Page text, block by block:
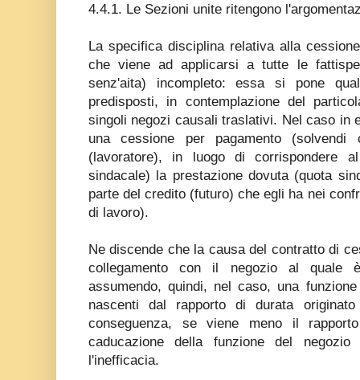
4.4.1. Le Sezioni unite ritengono
La specifica disciplina relativa alla
che viene ad applicarsi a tutte le
senz'aita) incompleto: essa si pone
predisposti, in contemplazione del
singoli negozi causali traslativi. Nel caso in
una cessione per pagamento
(lavoratore), in luogo di corrispondere
sindacale) la prestazione dovuta (quota
parte del credito (futuro) che egli ha nei
di lavoro).
Ne discende che la causa del contratto di
collegamento con il negozio al quale è
assumendo, quindi, nel caso, una
nascenti dal rapporto di durata
conseguenza, se viene meno il
caducazione della funzione del negozio
l'inefficacia.